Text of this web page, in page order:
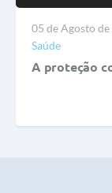
05 de Agosto
Saúde
A proteção